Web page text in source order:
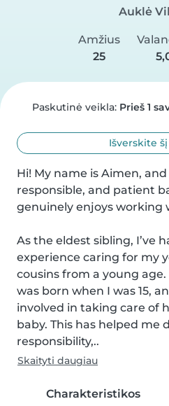
Auklė
Amžius
25
Paskutinė veikla: Prieš 1
Išverskite
Hi! My name is Aimen, and
responsible, and patient
genuinely enjoys working
As the eldest sibling, I’ve
experience caring for my
cousins from a young
was born when I was 15,
involved in taking care of
baby. This has helped me
responsibility,..
Skaityti daugiau
Charakteristikos